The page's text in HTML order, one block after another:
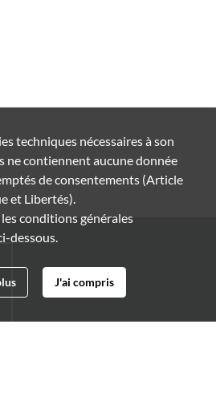
techniques nécessaires à son
ne contiennent aucune donnée
de consentements (Article
et Libertés).
conditions générales
dessous.
J'ai compris